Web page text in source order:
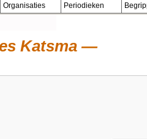
Organisaties Periodieken
Katsma